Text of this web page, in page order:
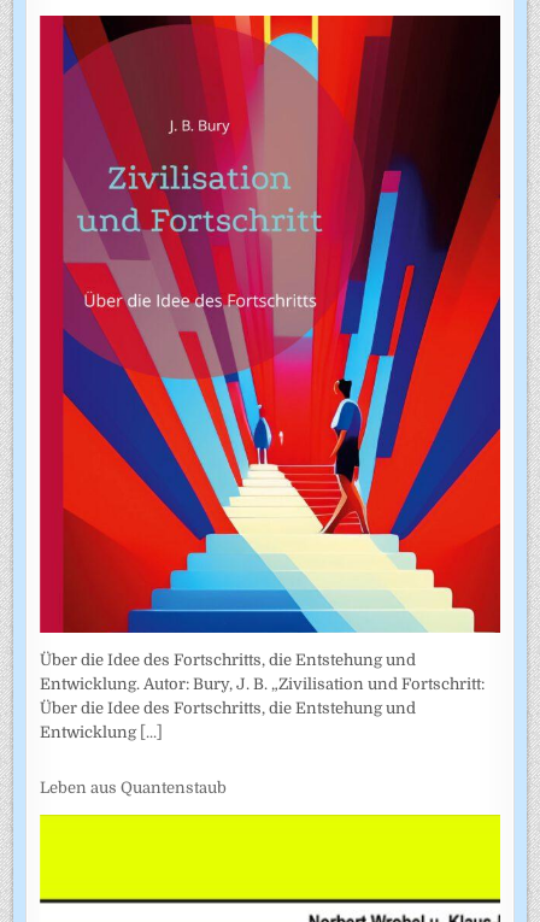
Über die Idee des Fortschritts, die Entstehung und
Entwicklung. Autor: Bury, J. B. „Zivilisation und Fortschritt:
Über die Idee des Fortschritts, die Entstehung und
Entwicklung [...]
Leben aus Quantenstaub